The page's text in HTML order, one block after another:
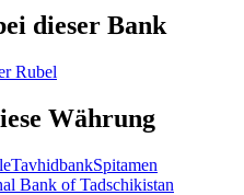
dieser Bank
Rubel
Währung
TavhidbankSpitamen
Bank of Tadschikistan